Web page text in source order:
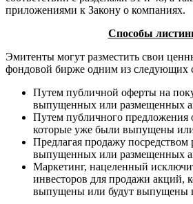
приложениями к Закону о компаниях.
Способы
Эмитенты могут разместить свои
фондовой бирже одним из следующих
Путем публичной оферты на
выпущенных или размещенных
Путем публичного предложения
которые уже были выпущены
Предлагая продажу
выпущенных или размещенных
Маркетинг, нацеленный
инвесторов для продажи акций,
выпущены или будут выпущены